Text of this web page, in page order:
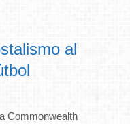
al
Commonwealth